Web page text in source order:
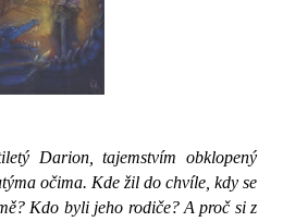
Darion, tajemstvím obklopený
očima. Kde žil do chvíle, kdy se
Kdo byli jeho rodiče? A proč si z